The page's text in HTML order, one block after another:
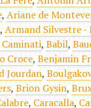
, Ariane de
, Armand Silvestre -
, Babil,
Croce, Benjamin
Jourdan, Boulgakov
, Brion Gysin,
, Caracalla,